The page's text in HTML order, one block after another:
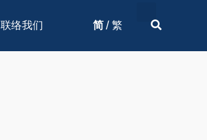
联络我们 简 / 繁